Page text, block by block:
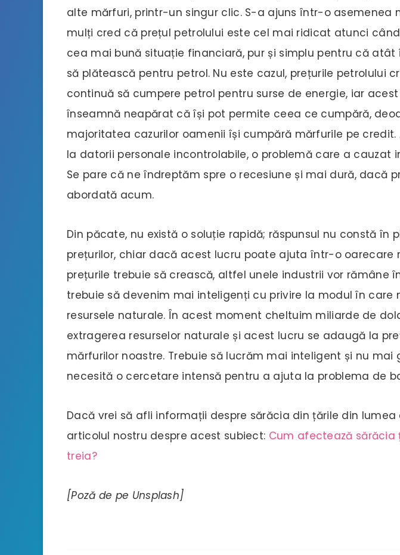
alte mărfuri, printr-un singur clic. S-a ajuns într-o asemenea
mulți cred că prețul petrolului este cel mai ridicat atunci
cea mai bună situație financiară, pur și simplu pentru că atât
să plătească pentru petrol. Nu este cazul, prețurile petrolului
continuă să cumpere petrol pentru surse de energie, iar
înseamnă neapărat că își pot permite ceea ce cumpără,
majoritatea cazurilor oamenii își cumpără mărfurile pe credit.
la datorii personale incontrolabile, o problemă care a cauzat
Se pare că ne îndreptăm spre o recesiune și mai dură, dacă
abordată acum.
Din păcate, nu există o soluție rapidă; răspunsul nu constă în
prețurilor, chiar dacă acest lucru poate ajuta într-o oarecare
prețurile trebuie să crească, altfel unele industrii vor rămâne
trebuie să devenim mai inteligenți cu privire la modul în care
resursele naturale. În acest moment cheltuim miliarde de
extragerea resurselor naturale și acest lucru se adaugă la
mărfurilor noastre. Trebuie să lucrăm mai inteligent și nu mai
necesită o cercetare intensă pentru a ajuta la problema de
Dacă vrei să afli informații despre sărăcia din țările din
articolul nostru despre acest subiect: Cum afectează sărăcia
treia?
[Poză de pe Unsplash]